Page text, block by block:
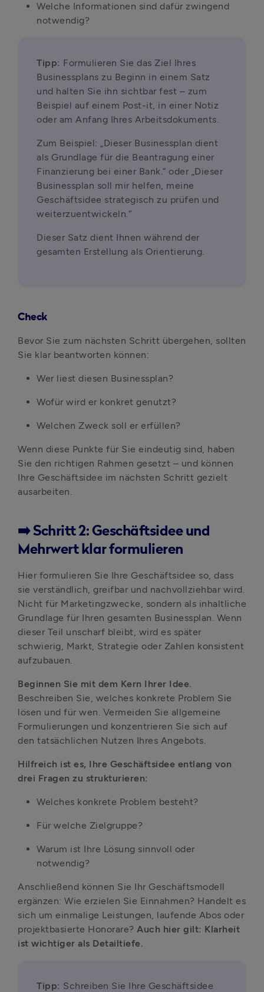
Welche Informationen sind dafür zwingend
notwendig?
Tipp: Formulieren Sie das Ziel Ihres
Businessplans zu Beginn in einem Satz
und halten Sie ihn sichtbar fest – zum
Beispiel auf einem Post-it, in einer Notiz
oder am Anfang Ihres Arbeitsdokuments.
Zum Beispiel: „Dieser Businessplan dient
als Grundlage für die Beantragung einer
Finanzierung bei einer Bank.“ oder „Dieser
Businessplan soll mir helfen, meine
Geschäftsidee strategisch zu prüfen und
weiterzuentwickeln.“
Dieser Satz dient Ihnen während der
gesamten Erstellung als Orientierung.
Check
Bevor Sie zum nächsten Schritt übergehen, sollten
Sie klar beantworten können:
Wer liest diesen Businessplan?
Wofür wird er konkret genutzt?
Welchen Zweck soll er erfüllen?
Wenn diese Punkte für Sie eindeutig sind, haben
Sie den richtigen Rahmen gesetzt – und können
Ihre Geschäftsidee im nächsten Schritt gezielt
ausarbeiten.
➡️ Schritt 2: Geschäftsidee und
Mehrwert klar formulieren
Hier formulieren Sie Ihre Geschäftsidee so, dass
sie verständlich, greifbar und nachvollziehbar wird.
Nicht für Marketingzwecke, sondern als inhaltliche
Grundlage für Ihren gesamten Businessplan. Wenn
dieser Teil unscharf bleibt, wird es später
schwierig, Markt, Strategie oder Zahlen konsistent
aufzubauen.
Beschreiben Sie, welches konkrete Problem Sie
lösen und für wen. Vermeiden Sie allgemeine
Formulierungen und konzentrieren Sie sich auf
den tatsächlichen Nutzen Ihres Angebots.
Hilfreich ist es, Ihre Geschäftsidee entlang von
drei Fragen zu strukturieren:
Welches konkrete Problem besteht?
Für welche Zielgruppe?
Warum ist Ihre Lösung sinnvoll oder
notwendig?
Anschließend können Sie Ihr Geschäftsmodell
ergänzen: Wie erzielen Sie Einnahmen? Handelt es
sich um einmalige Leistungen, laufende Abos oder
projektbasierte Honorare? Auch hier gilt: Klarheit
ist wichtiger als Detailtiefe.
Tipp: Schreiben Sie Ihre Geschäftsidee